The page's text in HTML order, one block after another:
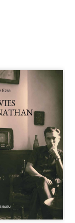
vies de
est un
trois jours,
printemps
Pour la
fois,
Ezra,
a pu
communiquer
son père,
depuis
de vingt ans
qu’il n’a jamais
De ce
par-delà
naissent